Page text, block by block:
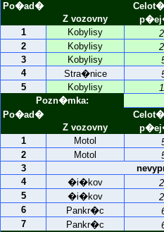
Po�ad�
Z vozovny
1
Kobylisy
2
Kobylisy
3
Kobylisy
4
Stra�nice
5
Kobylisy
Pozn�mka:
Po�ad�
Z vozovny
1
Motol
2
Motol
3
4
�i�kov
5
�i�kov
6
Pankr�c
7
Pankr�c